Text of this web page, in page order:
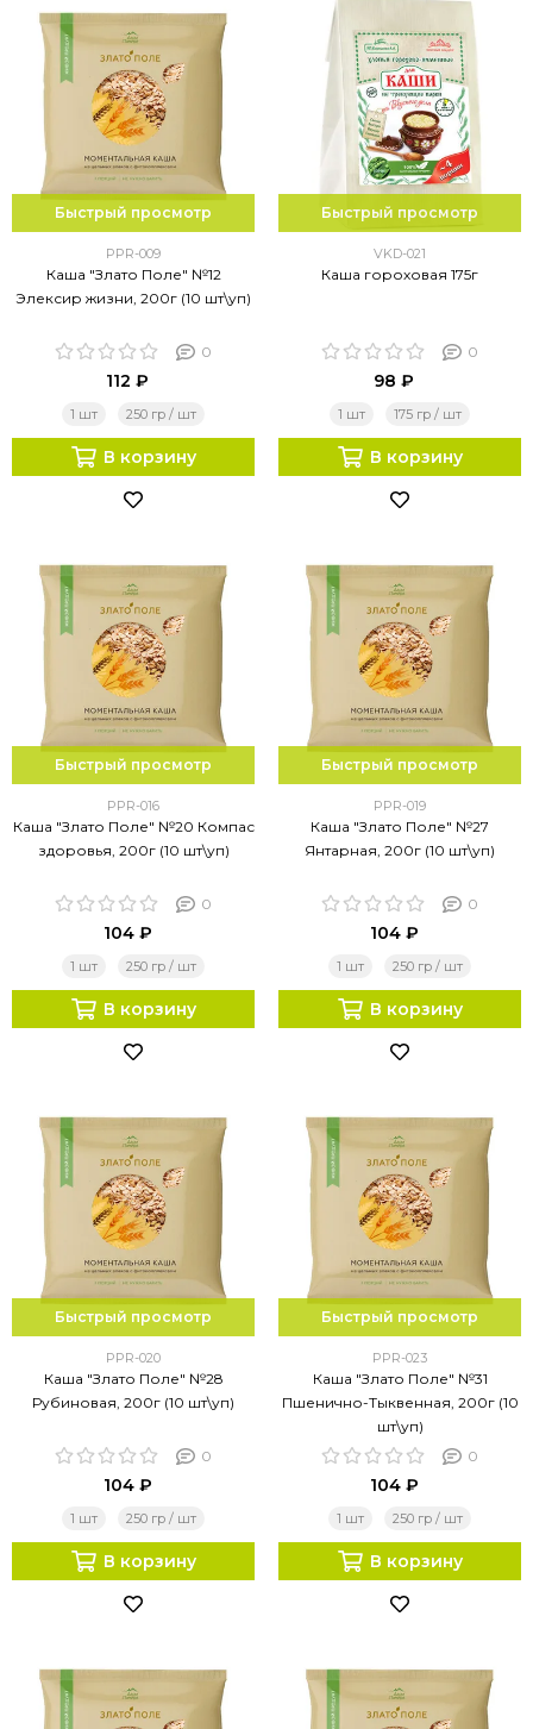
Быстрый просмотр
PPR-009
Каша "Злато Поле" №12
Элексир жизни, 200г (10 шт\уп)
0
112 ₽
1 шт 250 гр / шт
В корзину
Быстрый просмотр
VKD-021
Каша гороховая 175г
0
98 ₽
1 шт 175 гр / шт
В корзину
Быстрый просмотр
PPR-016
Каша "Злато Поле" №20 Компас
здоровья, 200г (10 шт\уп)
0
104 ₽
1 шт 250 гр / шт
В корзину
Быстрый просмотр
PPR-019
Каша "Злато Поле" №27
Янтарная, 200г (10 шт\уп)
0
104 ₽
1 шт 250 гр / шт
В корзину
Быстрый просмотр
PPR-020
Каша "Злато Поле" №28
Рубиновая, 200г (10 шт\уп)
0
104 ₽
1 шт 250 гр / шт
В корзину
Быстрый просмотр
PPR-023
Каша "Злато Поле" №31
Пшенично-Тыквенная, 200г (10
шт\уп)
0
104 ₽
1 шт 250 гр / шт
В корзину